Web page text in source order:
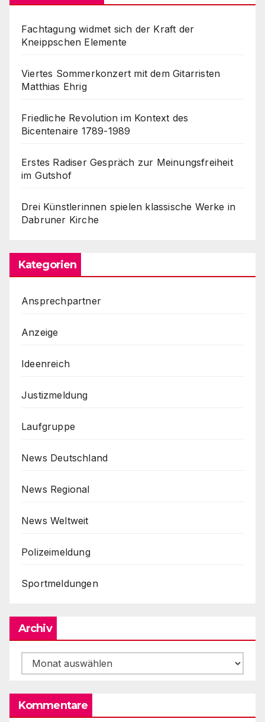
Fachtagung widmet sich der Kraft der
Kneippschen Elemente
Viertes Sommerkonzert mit dem Gitarristen
Matthias Ehrig
Friedliche Revolution im Kontext des
Bicentenaire 1789-1989
Erstes Radiser Gespräch zur Meinungsfreiheit
im Gutshof
Drei Künstlerinnen spielen klassische Werke in
Dabruner Kirche
Kategorien
Ansprechpartner
Anzeige
Ideenreich
Justizmeldung
Laufgruppe
News Deutschland
News Regional
News Weltweit
Polizeimeldung
Sportmeldungen
Archiv
Archiv
Kommentare